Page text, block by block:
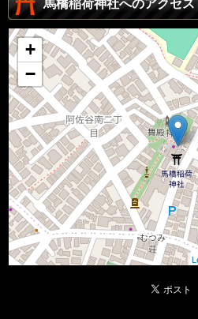
馬橋稲荷神社へのアクセス
+
−